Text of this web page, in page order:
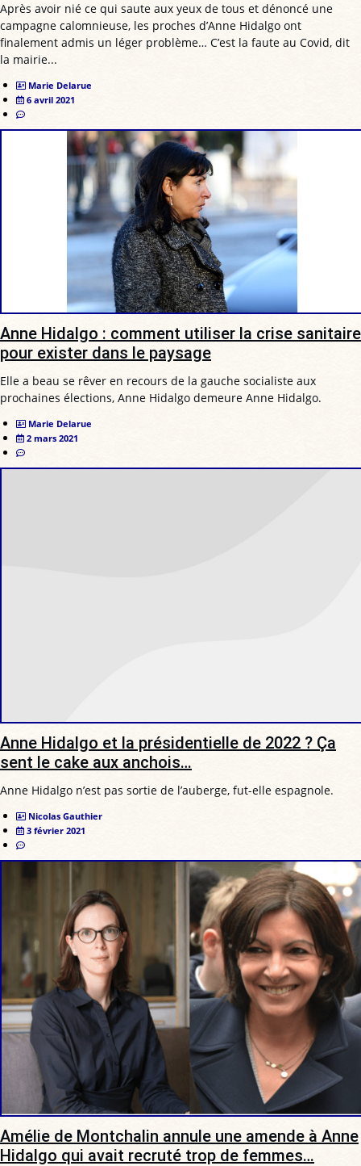
Après avoir nié ce qui saute aux yeux de tous et dénoncé une
campagne calomnieuse, les proches d’Anne Hidalgo ont
finalement admis un léger problème… C’est la faute au Covid, dit
la mairie...
Marie Delarue
6 avril 2021
Anne Hidalgo : comment utiliser la crise sanitaire
pour exister dans le paysage
Elle a beau se rêver en recours de la gauche socialiste aux
prochaines élections, Anne Hidalgo demeure Anne Hidalgo.
Marie Delarue
2 mars 2021
Anne Hidalgo et la présidentielle de 2022 ? Ça
sent le cake aux anchois…
Anne Hidalgo n’est pas sortie de l’auberge, fut-elle espagnole.
Nicolas Gauthier
3 février 2021
Amélie de Montchalin annule une amende à Anne
Hidalgo qui avait recruté trop de femmes…